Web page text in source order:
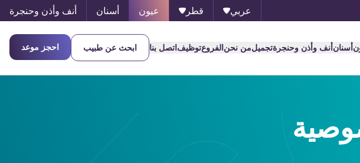
عربي قطر عيون أسنان أنف وأذن وحنجرة
أسنانأنف وأذن وحنجرةتجميلمن نحنالفروعتوظيفاتصل بنا ابحث عن طبيب احجز موعد